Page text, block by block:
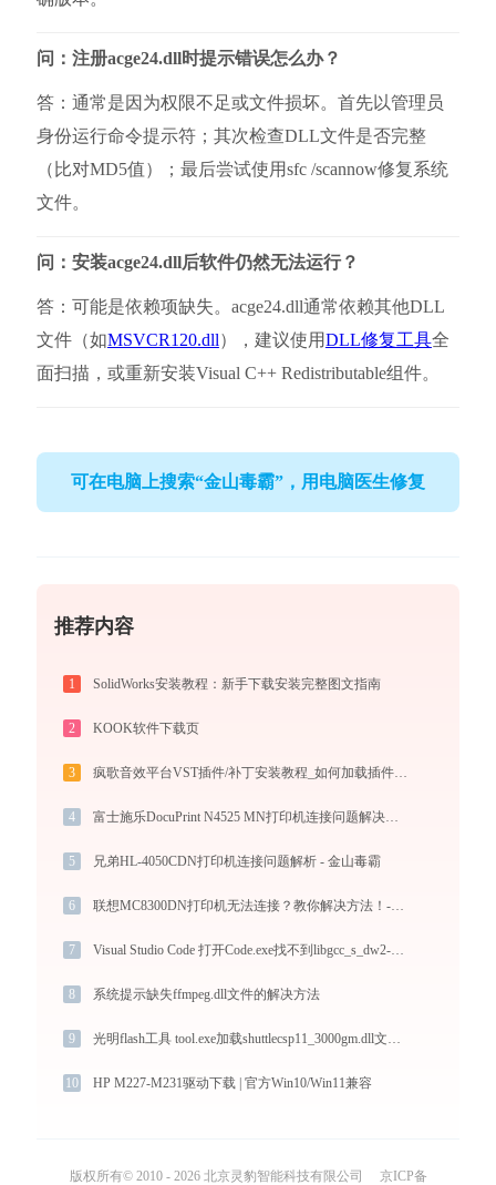
问：注册acge24.dll时提示错误怎么办？
答：通常是因为权限不足或文件损坏。首先以管理员
身份运行命令提示符；其次检查DLL文件是否完整
（比对MD5值）；最后尝试使用sfc /scannow修复系统
文件。
问：安装acge24.dll后软件仍然无法运行？
答：可能是依赖项缺失。acge24.dll通常依赖其他DLL
文件（如MSVCR120.dll），建议使用DLL修复工具全
面扫描，或重新安装Visual C++ Redistributable组件。
可在电脑上搜索“金山毒霸”，用电脑医生修复
推荐内容
1 SolidWorks安装教程：新手下载安装完整图文指南
2 KOOK软件下载页
3 疯歌音效平台VST插件/补丁安装教程_如何加载插件效果包
4 富士施乐DocuPrint N4525 MN打印机连接问题解决方法-金山毒霸
5 兄弟HL-4050CDN打印机连接问题解析 - 金山毒霸
6 联想MC8300DN打印机无法连接？教你解决方法！-金山毒霸
7 Visual Studio Code 打开Code.exe找不到libgcc_s_dw2-1.dll怎么办
8 系统提示缺失ffmpeg.dll文件的解决方法
9
10 HP M227-M231驱动下载 | 官方Win10/Win11兼容
版权所有© 2010 - 2026 北京灵豹智能科技有限公司 京ICP备